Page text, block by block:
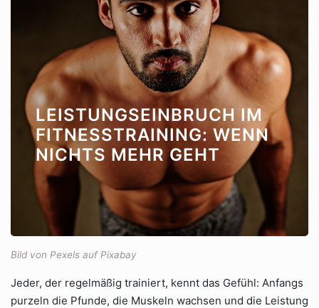
LEISTUNGSEINBRUCH IM
FITNESSTRAINING: WENN
NICHTS MEHR GEHT
Bild von Pexels auf Pixabay
Jeder, der regelmäßig trainiert, kennt das Gefühl: Anfangs
purzeln die Pfunde, die Muskeln wachsen und die Leistung